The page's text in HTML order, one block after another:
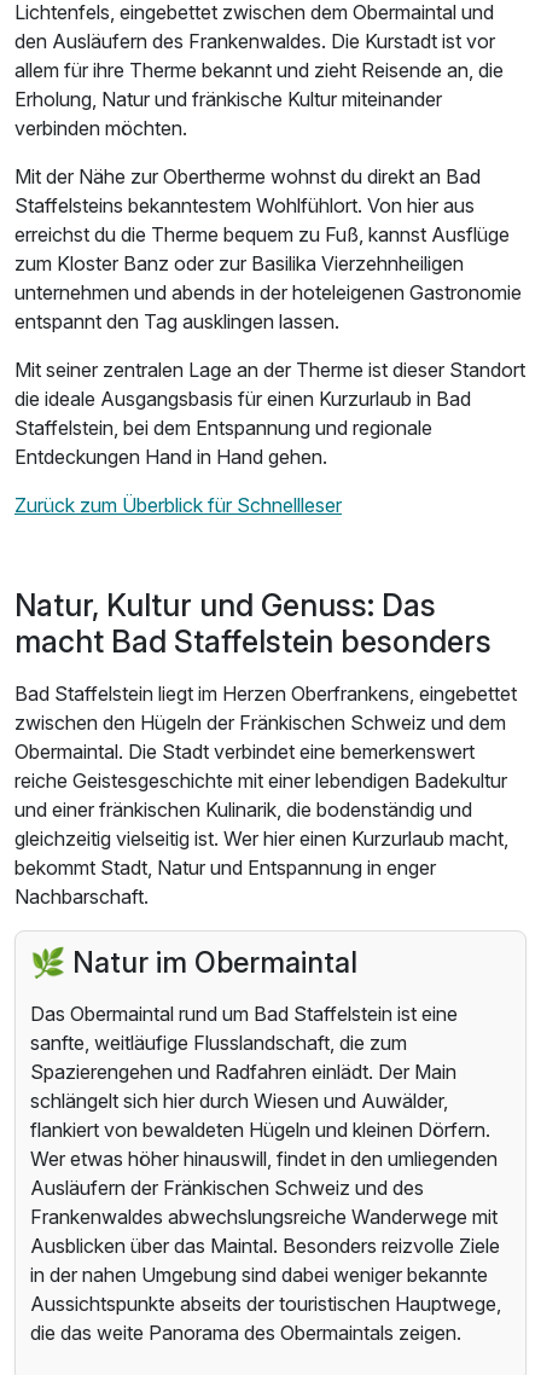
Lichtenfels, eingebettet zwischen dem Obermaintal und
den Ausläufern des Frankenwaldes. Die Kurstadt ist vor
allem für ihre Therme bekannt und zieht Reisende an, die
Erholung, Natur und fränkische Kultur miteinander
verbinden möchten.
Mit der Nähe zur Obertherme wohnst du direkt an Bad
Staffelsteins bekanntestem Wohlfühlort. Von hier aus
erreichst du die Therme bequem zu Fuß, kannst Ausflüge
zum Kloster Banz oder zur Basilika Vierzehnheiligen
unternehmen und abends in der hoteleigenen Gastronomie
entspannt den Tag ausklingen lassen.
Mit seiner zentralen Lage an der Therme ist dieser Standort
die ideale Ausgangsbasis für einen Kurzurlaub in Bad
Staffelstein, bei dem Entspannung und regionale
Entdeckungen Hand in Hand gehen.
Zurück zum Überblick für Schnellleser
Natur, Kultur und Genuss: Das
macht Bad Staffelstein besonders
Bad Staffelstein liegt im Herzen Oberfrankens, eingebettet
zwischen den Hügeln der Fränkischen Schweiz und dem
Obermaintal. Die Stadt verbindet eine bemerkenswert
reiche Geistesgeschichte mit einer lebendigen Badekultur
und einer fränkischen Kulinarik, die bodenständig und
gleichzeitig vielseitig ist. Wer hier einen Kurzurlaub macht,
bekommt Stadt, Natur und Entspannung in enger
Nachbarschaft.
🌿 Natur im Obermaintal
Das Obermaintal rund um Bad Staffelstein ist eine
sanfte, weitläufige Flusslandschaft, die zum
Spazierengehen und Radfahren einlädt. Der Main
schlängelt sich hier durch Wiesen und Auwälder,
flankiert von bewaldeten Hügeln und kleinen Dörfern.
Wer etwas höher hinauswill, findet in den umliegenden
Ausläufern der Fränkischen Schweiz und des
Frankenwaldes abwechslungsreiche Wanderwege mit
Ausblicken über das Maintal. Besonders reizvolle Ziele
in der nahen Umgebung sind dabei weniger bekannte
Aussichtspunkte abseits der touristischen Hauptwege,
die das weite Panorama des Obermaintals zeigen.